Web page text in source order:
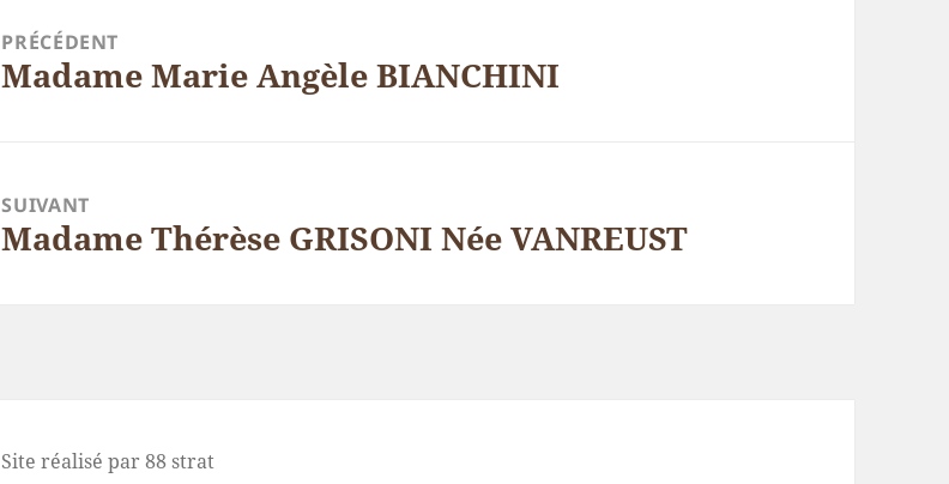
PRÉCÉDENT
Article
Madame Marie Angèle BIANCHINI
SUIVANT
Article
Madame Thérèse GRISONI Née VANREUST
Site réalisé par 88 strat